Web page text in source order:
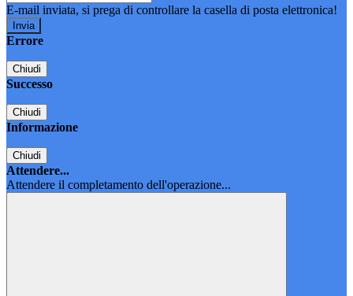
E-mail inviata, si prega di controllare la casella di posta elettronica!
Errore
Chiudi
Successo
Chiudi
Informazione
Chiudi
Attendere...
Attendere il completamento dell'operazione...